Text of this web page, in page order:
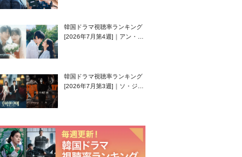
韓国ドラマ視聴率ランキング
[2026年7月第4週]｜アン・ヒ
韓国ドラマ視聴率ランキング
[2026年7月第3週]｜ソ・ジソ